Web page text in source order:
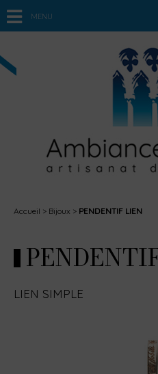
Accueil Bijoux PENDENTIF LIEN
LIEN SIMPLE
MENU